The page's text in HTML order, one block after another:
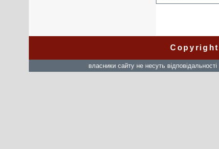
власники сайту не несуть